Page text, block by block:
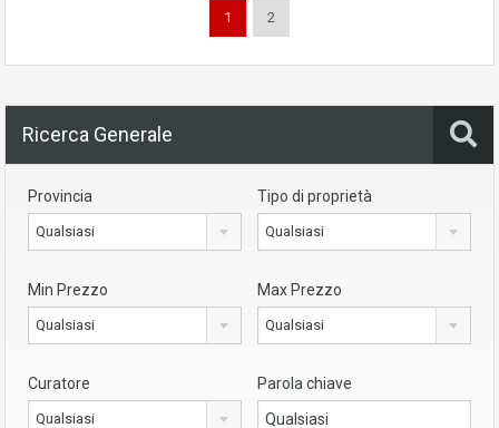
1 2
Ricerca Generale
Provincia
Qualsiasi
Tipo di proprietà
Qualsiasi
Min Prezzo
Qualsiasi
Max Prezzo
Qualsiasi
Curatore
Qualsiasi
Parola chiave